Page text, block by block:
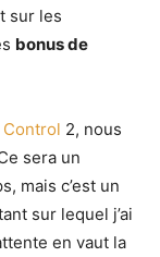
sur les
bonus de
Control 2, nous
sera un
mais c’est un
sur lequel j’ai
en vaut la